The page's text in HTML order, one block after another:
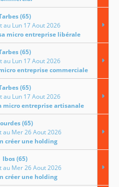
(65)
au Lun 17 Aout 2026
micro entreprise libérale
(65)
au Lun 17 Aout 2026
entreprise commerciale
(65)
au Lun 17 Aout 2026
micro entreprise artisanale
(65)
au Mer 26 Aout 2026
créer une holding
Ibos (65)
au Mer 26 Aout 2026
créer une holding